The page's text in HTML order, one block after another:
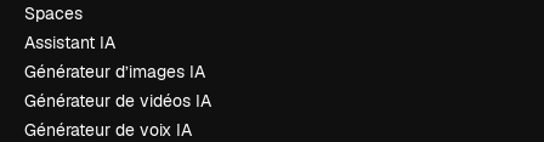
Spaces
Assistant IA
Générateur d’images IA
Générateur de vidéos IA
Générateur de voix IA